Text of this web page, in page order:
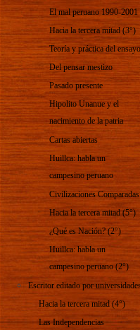
El mal peruano 1990-2001
Hacia la tercera mitad (3°)
Teoría y práctica del ensayo
Del pensar mestizo
Pasado presente
Hipolito Unanue y el
nacimiento de la patria
Cartas abiertas
Huillca: habla un
campesino peruano
Civilizaciones Comparadas
Hacia la tercera mitad (5°)
¿Qué es Nación? (2°)
Huillca: habla un
campesino peruano (2°)
Escritor editado por
Hacia la tercera mitad (4°)
Las Independencias